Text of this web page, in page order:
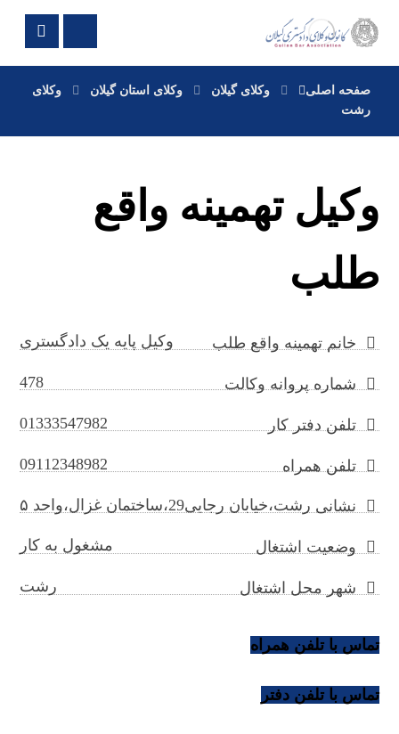
صفحه اصلی وکلای گیلان وکلای استان گیلان
وکلای
رشت
وکیل تهمینه واقع
طلب
خانم تهمینه واقع طلب وکیل پایه یک دادگستری
شماره پروانه وکالت 478
تلفن دفتر کار 01333547982
تلفن همراه 09112348982
نشانی رشت،خیابان رجایی29،ساختمان غزال،واحد ۵
وضعیت اشتغال مشغول به کار
شهر محل اشتغال رشت
تماس با تلفن همراه
تماس با تلفن دفتر